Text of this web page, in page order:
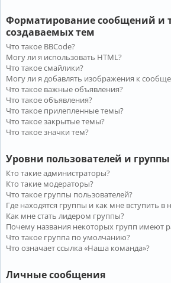
Форматирование сообщений и
создаваемых тем
Что такое BBCode?
Могу ли я использовать HTML?
Что такое смайлики?
Могу ли я добавлять изображения к
Что такое важные объявления?
Что такое объявления?
Что такое прилепленные темы?
Что такое закрытые темы?
Что такое значки тем?
Уровни пользователей и группы
Кто такие администраторы?
Кто такие модераторы?
Что такое группы пользователей?
Где находятся группы и как мне вступить в
Как мне стать лидером группы?
Почему названия некоторых групп имеют
Что такое группа по умолчанию?
Что означает ссылка «Наша команда»?
Личные сообщения